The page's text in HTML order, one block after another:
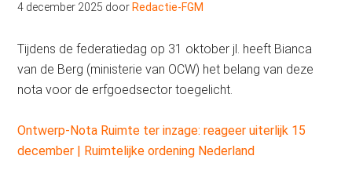
4 december 2025 door Redactie-FGM
Tijdens de federatiedag op 31 oktober jl. heeft Bianca
van de Berg (ministerie van OCW) het belang van deze
nota voor de erfgoedsector toegelicht.
Ontwerp-Nota Ruimte ter inzage: reageer uiterlijk 15
december | Ruimtelijke ordening Nederland